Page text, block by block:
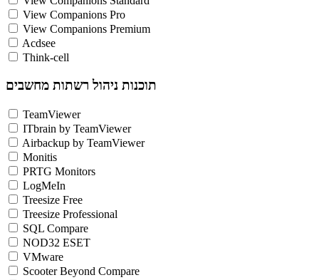
View Companions Pro
View Companions Premium
Acdsee
Think-cell
תוכנות ניהול רשתות מחשבים
TeamViewer
ITbrain by TeamViewer
Airbackup by TeamViewer
Monitis
PRTG Monitors
LogMeIn
Treesize Free
Treesize Professional
SQL Compare
NOD32 ESET
VMware
Scooter Beyond Compare